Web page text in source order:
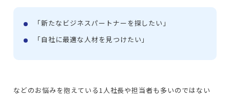
「新たなビジネスパートナーを探したい」
「自社に最適な人材を見つけたい」
などのお悩みを抱えている1人社長や担当者も多いのではない